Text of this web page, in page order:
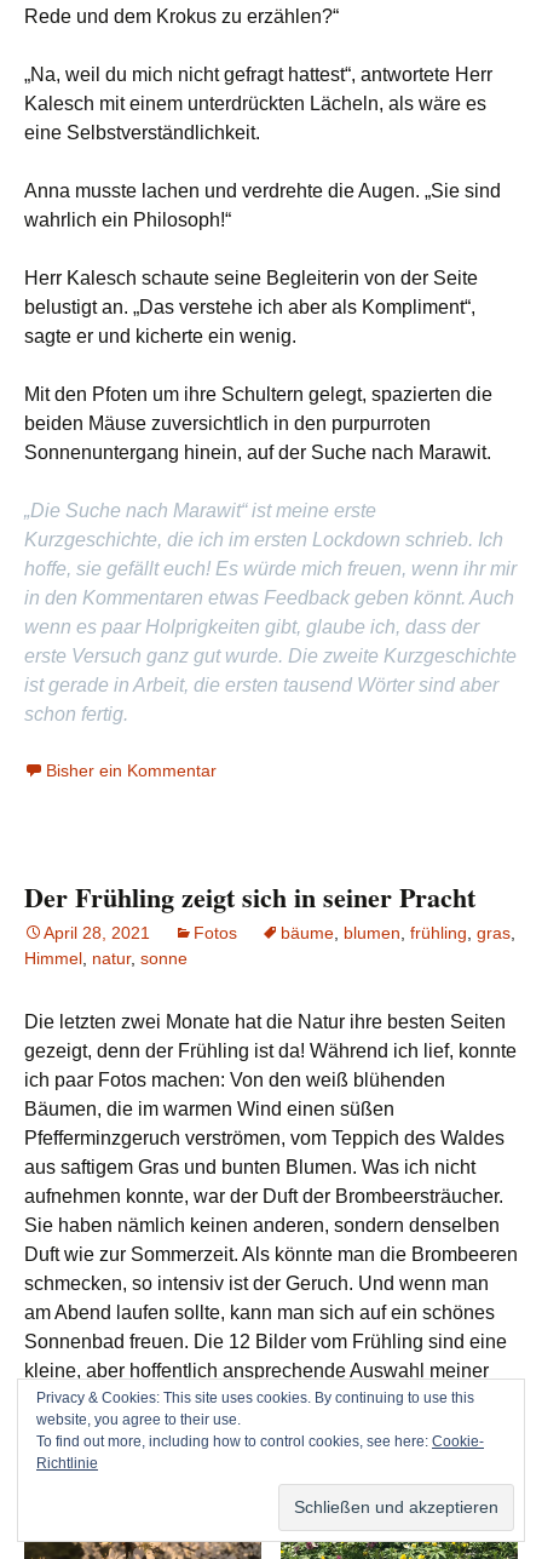
Rede und dem Krokus zu erzählen?“
„Na, weil du mich nicht gefragt hattest“, antwortete Herr
Kalesch mit einem unterdrückten Lächeln, als wäre es
eine Selbstverständlichkeit.
Anna musste lachen und verdrehte die Augen. „Sie sind
wahrlich ein Philosoph!“
Herr Kalesch schaute seine Begleiterin von der Seite
belustigt an. „Das verstehe ich aber als Kompliment“,
sagte er und kicherte ein wenig.
Mit den Pfoten um ihre Schultern gelegt, spazierten die
beiden Mäuse zuversichtlich in den purpurroten
Sonnenuntergang hinein, auf der Suche nach Marawit.
„Die Suche nach Marawit“ ist meine erste
Kurzgeschichte, die ich im ersten Lockdown schrieb. Ich
hoffe, sie gefällt euch! Es würde mich freuen, wenn ihr mir
in den Kommentaren etwas Feedback geben könnt. Auch
wenn es paar Holprigkeiten gibt, glaube ich, dass der
erste Versuch ganz gut wurde. Die zweite Kurzgeschichte
ist gerade in Arbeit, die ersten tausend Wörter sind aber
schon fertig.
Bisher ein Kommentar
Der Frühling zeigt sich in seiner Pracht
April 28, 2021 Fotos bäume, blumen, frühling, gras,
Himmel, natur, sonne
Die letzten zwei Monate hat die Natur ihre besten Seiten
gezeigt, denn der Frühling ist da! Während ich lief, konnte
ich paar Fotos machen: Von den weiß blühenden
Bäumen, die im warmen Wind einen süßen
Pfefferminzgeruch verströmen, vom Teppich des Waldes
aus saftigem Gras und bunten Blumen. Was ich nicht
aufnehmen konnte, war der Duft der Brombeersträucher.
Sie haben nämlich keinen anderen, sondern denselben
Duft wie zur Sommerzeit. Als könnte man die Brombeeren
schmecken, so intensiv ist der Geruch. Und wenn man
am Abend laufen sollte, kann man sich auf ein schönes
Sonnenbad freuen. Die 12 Bilder vom Frühling sind eine
kleine, aber hoffentlich ansprechende Auswahl meiner
Bilder.
Privacy & Cookies: This site uses cookies. By continuing to use this
website, you agree to their use.
To find out more, including how to control cookies, see here: Cookie-
Richtlinie